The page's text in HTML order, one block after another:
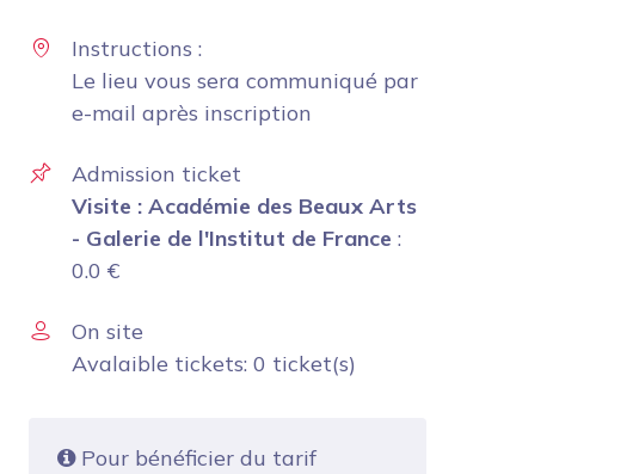
Instructions :
Le lieu vous sera communiqué par
e-mail après inscription
Admission ticket
Visite : Académie des Beaux Arts
- Galerie de l'Institut de France :
0.0 €
On site
Avalaible tickets: 0 ticket(s)
Pour bénéficier du tarif